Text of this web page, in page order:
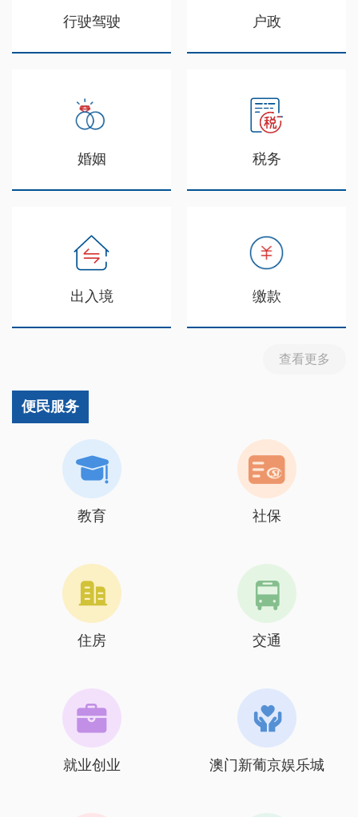
行驶驾驶 户政
婚姻 税务
出入境 缴款
查看更多
便民服务
教育 社保
住房 交通
就业创业 澳门新葡京娱乐城